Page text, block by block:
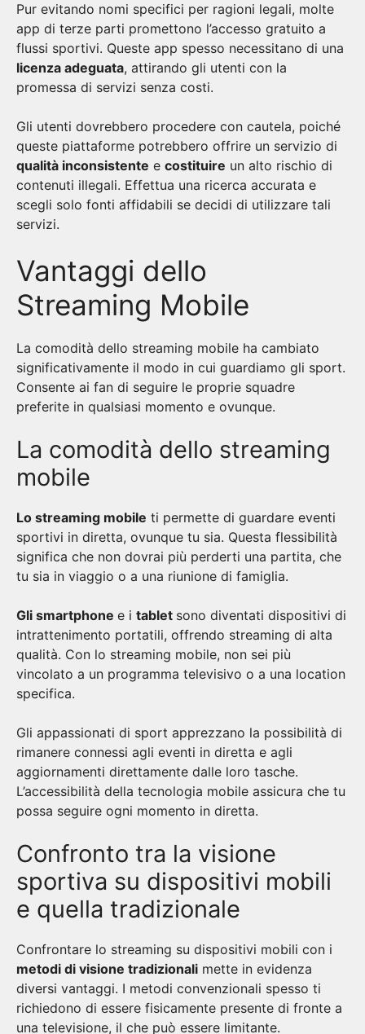
Pur evitando nomi specifici per ragioni legali, molte
app di terze parti promettono l’accesso gratuito a
flussi sportivi. Queste app spesso necessitano di una
licenza adeguata, attirando gli utenti con la
promessa di servizi senza costi.
Gli utenti dovrebbero procedere con cautela, poiché
queste piattaforme potrebbero offrire un servizio di
qualità inconsistente e costituire un alto rischio di
contenuti illegali. Effettua una ricerca accurata e
scegli solo fonti affidabili se decidi di utilizzare tali
servizi.
Vantaggi dello
Streaming Mobile
La comodità dello streaming mobile ha cambiato
significativamente il modo in cui guardiamo gli sport.
Consente ai fan di seguire le proprie squadre
preferite in qualsiasi momento e ovunque.
La comodità dello streaming
mobile
Lo streaming mobile ti permette di guardare eventi
sportivi in diretta, ovunque tu sia. Questa flessibilità
significa che non dovrai più perderti una partita, che
tu sia in viaggio o a una riunione di famiglia.
Gli smartphone e i tablet sono diventati dispositivi di
intrattenimento portatili, offrendo streaming di alta
qualità. Con lo streaming mobile, non sei più
vincolato a un programma televisivo o a una location
specifica.
Gli appassionati di sport apprezzano la possibilità di
rimanere connessi agli eventi in diretta e agli
aggiornamenti direttamente dalle loro tasche.
L’accessibilità della tecnologia mobile assicura che tu
possa seguire ogni momento in diretta.
Confronto tra la visione
sportiva su dispositivi mobili
e quella tradizionale
Confrontare lo streaming su dispositivi mobili con i
metodi di visione tradizionali mette in evidenza
diversi vantaggi. I metodi convenzionali spesso ti
richiedono di essere fisicamente presente di fronte a
una televisione, il che può essere limitante.